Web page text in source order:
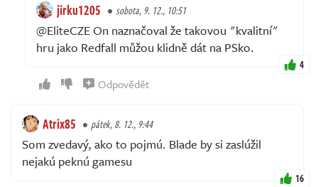
jirku1205 sobota, 9. 12., 10:51
@EliteCZE On naznačoval že takovou "kvalitní"
hru jako Redfall můžou klidně dát na PSko.
4
Odpovědět
Atrix85 pátek, 8. 12., 9:44
Som zvedavý, ako to pojmú. Blade by si zaslúžil
nejakú peknú gamesu
16